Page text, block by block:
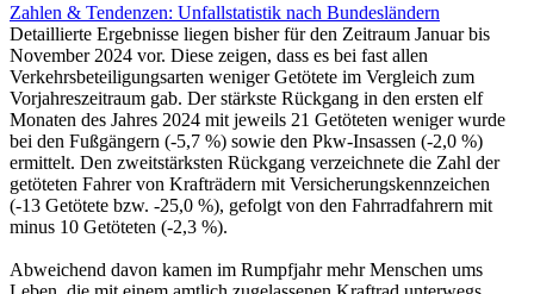
Zahlen & Tendenzen: Unfallstatistik nach Bundesländern
Detaillierte Ergebnisse liegen bisher für den Zeitraum Januar bis
November 2024 vor. Diese zeigen, dass es bei fast allen
Verkehrsbeteiligungsarten weniger Getötete im Vergleich zum
Vorjahreszeitraum gab. Der stärkste Rückgang in den ersten elf
Monaten des Jahres 2024 mit jeweils 21 Getöteten weniger wurde
bei den Fußgängern (-5,7 %) sowie den Pkw-Insassen (-2,0 %)
ermittelt. Den zweitstärksten Rückgang verzeichnete die Zahl der
getöteten Fahrer von Krafträdern mit Versicherungskennzeichen
(-13 Getötete bzw. -25,0 %), gefolgt von den Fahrradfahrern mit
minus 10 Getöteten (-2,3 %).
Abweichend davon kamen im Rumpfjahr mehr Menschen ums